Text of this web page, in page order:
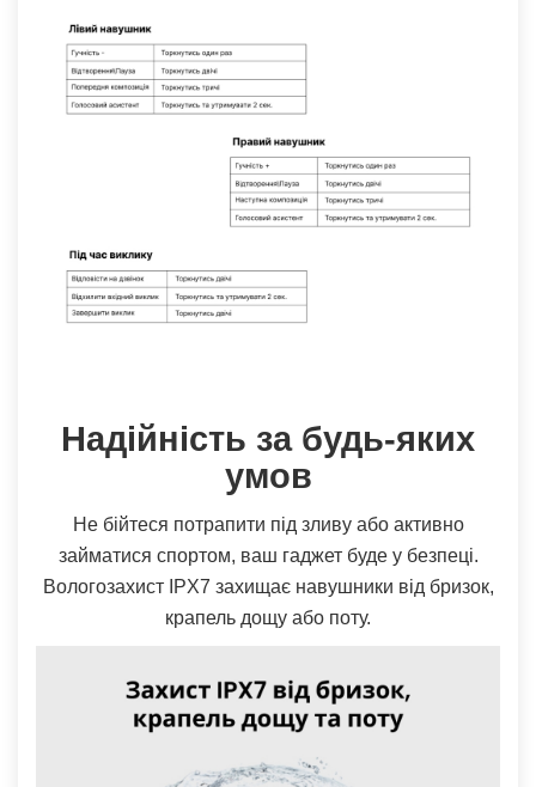
Надійність за будь-яких
умов
Не бійтеся потрапити під зливу або активно
займатися спортом, ваш гаджет буде у безпеці.
Вологозахист IPX7 захищає навушники від бризок,
крапель дощу або поту.